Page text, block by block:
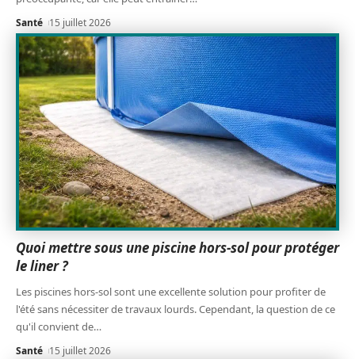
Santé 15 juillet 2026
Quoi mettre sous une piscine hors-sol pour protéger
le liner ?
Les piscines hors-sol sont une excellente solution pour profiter de
l'été sans nécessiter de travaux lourds. Cependant, la question de ce
qu'il convient de…
Santé 15 juillet 2026